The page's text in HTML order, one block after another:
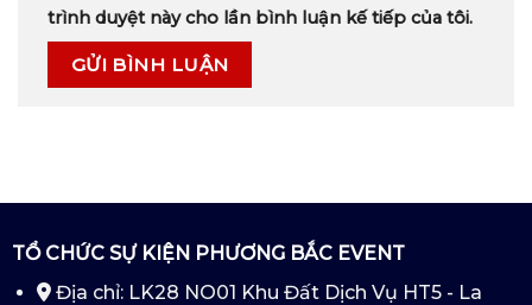
trình duyệt này cho lần bình luận kế tiếp của tôi.
TỔ CHỨC SỰ KIỆN PHƯƠNG BẮC EVENT
Địa chỉ: LK28 NO01 Khu Đất Dịch Vụ HT5 - La